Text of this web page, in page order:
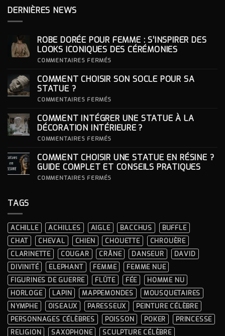
DERNIÈRES NEWS
ROBE DORÉE POUR FEMME : S’INSPIRER DES
LOOKS ICONIQUES DES CÉRÉMONIES
COMMENTAIRES FERMÉS
POUR
ICONIQUES
DES
CÉRÉMONIES
COMMENT CHOISIR SON SOCLE POUR SA
STATUE ?
COMMENTAIRES FERMÉS
SON
SOCLE
POUR
COMMENT INTÉGRER UNE STATUE À LA
DÉCORATION INTÉRIEURE ?
COMMENTAIRES FERMÉS
UNE
STATUE
À
COMMENT CHOISIR UNE STATUE EN RÉSINE ?
GUIDE COMPLET ET CONSEILS PRATIQUES
COMMENTAIRES FERMÉS
?
GUIDE
COMPLET
ET
CONSEILS
PRATIQUES
TAGS
ACHILLE ACHILLES AIGLE BACCHUS
BUFFLE
CHAT
CHEVAL CHIEN CHOUETTE
CHROUÈRE
CLARINETTE
COUGAR CRÂNE DANSEUR
DAVID
DIVINITÉ
ELEPHANT FEMME
FEMME NUE
FIGURINES DE GUERRE
FLÛTE FÉE
HOMME NU
HORLOGE
LAPIN MAPPEMONDES
MOUSQUETAIRES
NYMPHE
OISEAUX PARESSEUX
PEINTURE CÉLÈBRE
PERSONNAGES CÉLÈBRES
POISSON POKER
PRINCESSE
RELIGION
SAXOPHONE SCULPTURE CÉLÈBRE